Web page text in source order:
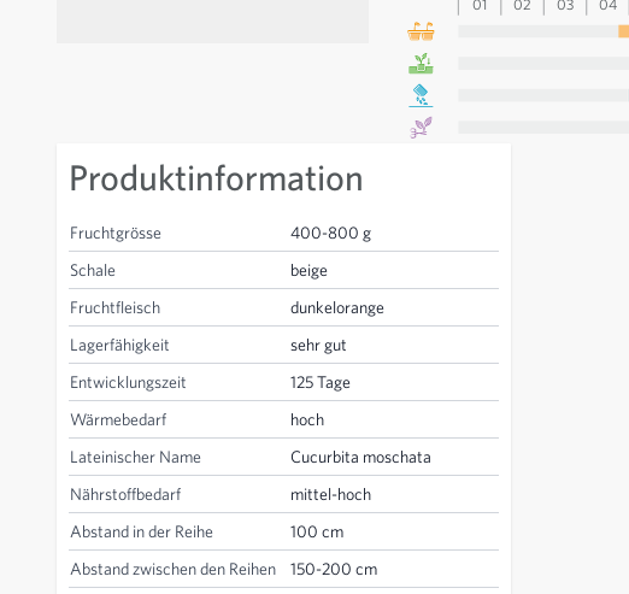
01 02 03 04
Produktinformation
Fruchtgrösse
400-800 g
Schale
beige
Fruchtfleisch
dunkelorange
Lagerfähigkeit
sehr gut
Entwicklungszeit
125 Tage
Wärmebedarf
hoch
Lateinischer Name
Cucurbita moschata
Nährstoffbedarf
mittel-hoch
Abstand in der Reihe
100 cm
Abstand zwischen den Reihen
150-200 cm